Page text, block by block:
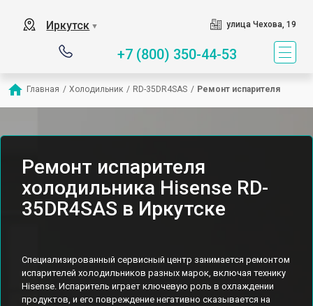
Иркутск ▼ улица Чехова, 19
+7 (800) 350-44-53
Главная / Холодильник / RD-35DR4SAS / Ремонт испарителя
Ремонт испарителя
холодильника Hisense RD-
35DR4SAS в Иркутске
Специализированный сервисный центр занимается ремонтом
испарителей холодильников разных марок, включая технику
Hisense. Испаритель играет ключевую роль в охлаждении
продуктов, и его повреждение негативно сказывается на